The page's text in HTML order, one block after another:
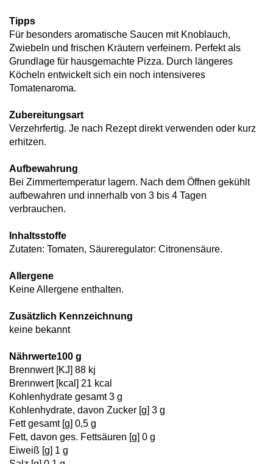
Tipps
Für besonders aromatische Saucen mit Knoblauch,
Zwiebeln und frischen Kräutern verfeinern. Perfekt als
Grundlage für hausgemachte Pizza. Durch längeres
Köcheln entwickelt sich ein noch intensiveres
Tomatenaroma.
Zubereitungsart
Verzehrfertig. Je nach Rezept direkt verwenden oder kurz
erhitzen.
Aufbewahrung
Bei Zimmertemperatur lagern. Nach dem Öffnen gekühlt
aufbewahren und innerhalb von 3 bis 4 Tagen
verbrauchen.
Inhaltsstoffe
Zutaten: Tomaten, Säureregulator: Citronensäure.
Allergene
Keine Allergene enthalten.
Zusätzlich Kennzeichnung
keine bekannt
Nährwerte100 g
Brennwert [KJ] 88 kj
Brennwert [kcal] 21 kcal
Kohlenhydrate gesamt 3 g
Kohlenhydrate, davon Zucker [g] 3 g
Fett gesamt [g] 0,5 g
Fett, davon ges. Fettsäuren [g] 0 g
Eiweiß [g] 1 g